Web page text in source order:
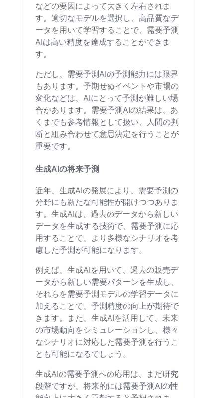
などの要因によって大きく左右されま
す。適切なモデルを選択し、高品質なデ
ータを用いて学習することで、需要予測
AIは高い精度を達成することができま
す。
ただし、需要予測AIの予測能力には限界
もあります。予期せぬイベントや市場の
変化などは、AIにとって予測が難しい場
合があります。需要予測AIの結果は、あ
くまでも参考情報として扱い、人間の判
断と組み合わせて意思決定を行うことが
重要です。
生成AIの将来予測
近年、生成AIの発展により、需要予測の
分野にも新たな可能性が開けつつありま
す。生成AIは、過去のデータから新しい
データを生成する技術で、需要予測に応
用することで、より多様なシナリオを考
慮した予測が可能になります。
例えば、生成AIを用いて、過去の販売デ
ータから新しい需要パターンを生成し、
それらを需要予測モデルの学習データに
加えることで、予測精度の向上が期待で
きます。また、生成AIを活用して、未来
の市場動向をシミュレーションし、様々
なシナリオに対応した需要予測を行うこ
とも可能になるでしょう。
生成AIの需要予測への応用は、まだ研究
段階ですが、将来的には需要予測AIの性